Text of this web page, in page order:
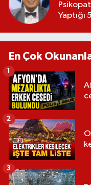
Yaptığı
En Çok
1
2
3